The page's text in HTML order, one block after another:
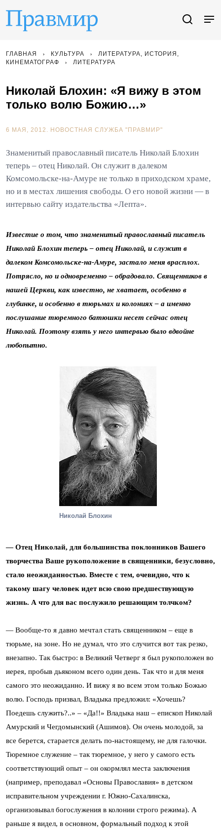
ГЛАВНАЯ КУЛЬТУРА
ЛИТЕРАТУРА, ИСТОРИЯ,
КИНЕМАТОГРАФ
ЛИТЕРАТУРА
Николай Блохин: «Я вижу в этом
только волю Божию…»
6 МАЯ, 2012. НОВОСТНАЯ СЛУЖБА "ПРАВМИР"
Знаменитый православный писатель Николай Блохин
теперь – отец Николай. Он служит в далеком
Комсомольске-на-Амуре не только в приходском храме,
но и в местах лишения свободы. О его новой жизни — в
интервью сайту издательства «Лепта».
Известие о том, что знаменитый православный писатель
Николай Блохин теперь – отец Николай, и служит в
далеком Комсомольске-на-Амуре, застало меня врасплох.
Потрясло, но и одновременно – обрадовало. Священников в
нашей Церкви, как известно, не хватает, особенно в
глубинке, и особенно в тюрьмах и колониях – а именно
послушание тюремного батюшки несет сейчас отец
Николай. Поэтому взять у него интервью было вдвойне
любопытно.
Николай Блохин
— Отец Николай, для большинства поклонников Вашего
творчества Ваше рукоположение в священники, безусловно,
стало неожиданностью. Вместе с тем, очевидно, что к
такому шагу человек идет всю свою предшествующую
жизнь. А что для вас послужило решающим толчком?
— Вообще-то я давно мечтал стать священником – еще в
тюрьме, на зоне. Но не думал, что это случится вот так резко,
внезапно. Так быстро: в Великий Четверг я был рукоположен во
иерея, пробыв дьяконом всего один день. Так что и для меня
самого это неожиданно. И вижу я во всем этом только Божью
волю. Господь призвал, Владыка предложил: «Хочешь?
Поедешь служить?..» – «Да!!» Владыка наш – епископ Николай
Амурский и Чегдомынский (Ашимов). Он очень молодой, за
все берется, старается делать по-настоящему, не для галочки.
Тюремное служение – так тюремное, у него у самого есть
соответствующий опыт – он окормлял места заключения
(например, преподавал «Основы Православия» в детском
исправительном учреждении г. Южно-Сахалинска,
организовывал богослужения в колонии строго режима). А
раньше я видел, в основном, формальный подход к этой